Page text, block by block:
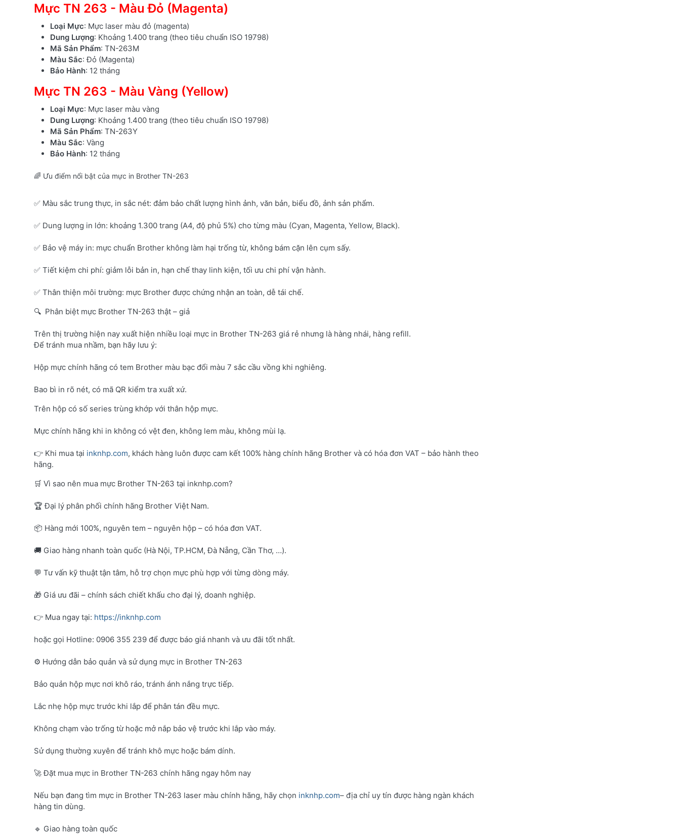
Mực TN 263 - Màu Đỏ (Magenta)
Loại Mực: Mực laser màu đỏ (magenta)
Dung Lượng: Khoảng 1.400 trang (theo tiêu chuẩn ISO 19798)
Mã Sản Phẩm: TN-263M
Màu Sắc: Đỏ (Magenta)
Bảo Hành: 12 tháng
Mực TN 263 - Màu Vàng (Yellow)
Loại Mực: Mực laser màu vàng
Dung Lượng: Khoảng 1.400 trang (theo tiêu chuẩn ISO 19798)
Mã Sản Phẩm: TN-263Y
Màu Sắc: Vàng
Bảo Hành: 12 tháng
🌈 Ưu điểm nổi bật của mực in Brother TN-263
✅ Màu sắc trung thực, in sắc nét: đảm bảo chất lượng hình ảnh, văn bản, biểu đồ, ảnh sản phẩm.
✅ Dung lượng in lớn: khoảng 1.300 trang (A4, độ phủ 5%) cho từng màu (Cyan, Magenta, Yellow, Black).
✅ Bảo vệ máy in: mực chuẩn Brother không làm hại trống từ, không bám cặn lên cụm sấy.
✅ Tiết kiệm chi phí: giảm lỗi bản in, hạn chế thay linh kiện, tối ưu chi phí vận hành.
✅ Thân thiện môi trường: mực Brother được chứng nhận an toàn, dễ tái chế.
🔍 Phân biệt mực Brother TN-263 thật – giả
Trên thị trường hiện nay xuất hiện nhiều loại mực in Brother TN-263 giá rẻ nhưng là hàng nhái, hàng refill.
Để tránh mua nhầm, bạn hãy lưu ý:
Hộp mực chính hãng có tem Brother màu bạc đổi màu 7 sắc cầu vồng khi nghiêng.
Bao bì in rõ nét, có mã QR kiểm tra xuất xứ.
Trên hộp có số series trùng khớp với thân hộp mực.
Mực chính hãng khi in không có vệt đen, không lem màu, không mùi lạ.
👉 Khi mua tại inknhp.com, khách hàng luôn được cam kết 100% hàng chính hãng Brother và có hóa đơn VAT – bảo hành theo
hãng.
🛒 Vì sao nên mua mực Brother TN-263 tại inknhp.com?
🏆 Đại lý phân phối chính hãng Brother Việt Nam.
📦 Hàng mới 100%, nguyên tem – nguyên hộp – có hóa đơn VAT.
🚚 Giao hàng nhanh toàn quốc (Hà Nội, TP.HCM, Đà Nẵng, Cần Thơ, …).
💬 Tư vấn kỹ thuật tận tâm, hỗ trợ chọn mực phù hợp với từng dòng máy.
🎁 Giá ưu đãi – chính sách chiết khấu cho đại lý, doanh nghiệp.
👉 Mua ngay tại: https://inknhp.com
hoặc gọi Hotline: 0906 355 239 để được báo giá nhanh và ưu đãi tốt nhất.
⚙️ Hướng dẫn bảo quản và sử dụng mực in Brother TN-263
Bảo quản hộp mực nơi khô ráo, tránh ánh nắng trực tiếp.
Lắc nhẹ hộp mực trước khi lắp để phân tán đều mực.
Không chạm vào trống từ hoặc mở nắp bảo vệ trước khi lắp vào máy.
Sử dụng thường xuyên để tránh khô mực hoặc bám dính.
🚀 Đặt mua mực in Brother TN-263 chính hãng ngay hôm nay
Nếu bạn đang tìm mực in Brother TN-263 laser màu chính hãng, hãy chọn inknhp.com– địa chỉ uy tín được hàng ngàn khách
hàng tin dùng.
🔹 Giao hàng toàn quốc